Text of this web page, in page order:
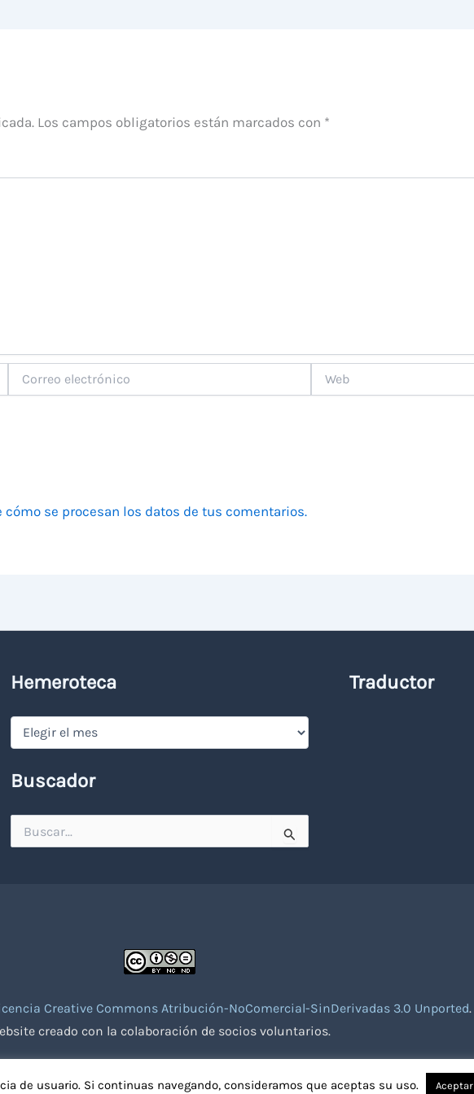
Los campos obligatorios están marcados con *
electrónico
cómo se procesan los datos de tus comentarios.
Hemeroteca
Hemeroteca
Buscador
por:
Traductor
Creative Commons Atribución-NoComercial-SinDerivadas 3.0 Unported.
creado con la colaboración de socios voluntarios.
de usuario. Si continuas navegando, consideramos que aceptas su uso. Aceptar